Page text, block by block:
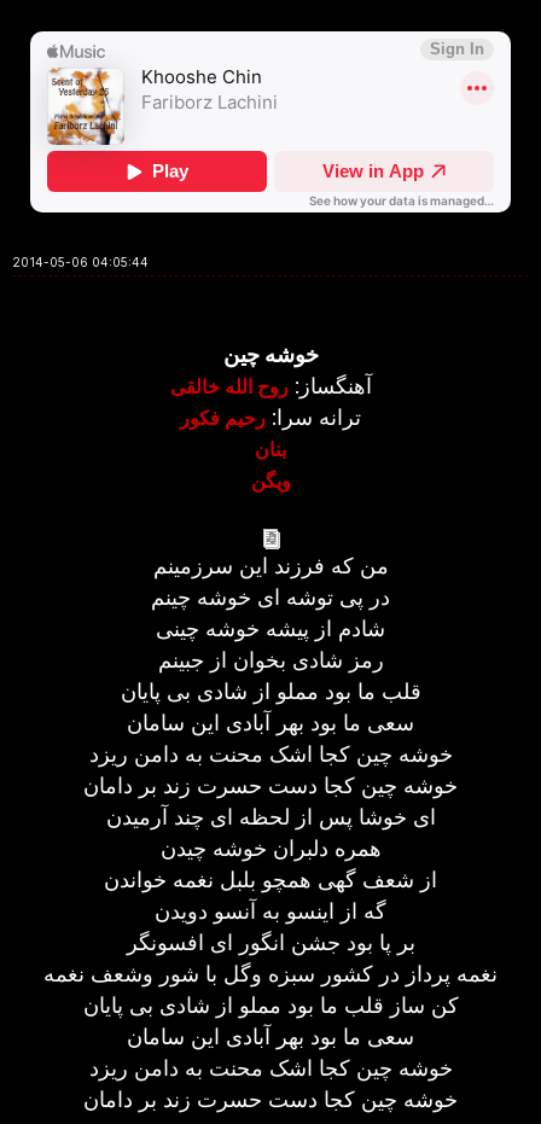
2014-05-06 04:05:44
خوشه چین
آهنگساز:روح الله خالقی
ترانه سرا: رحیم فکور
بنان
ویگن
من که فرزند این سرزمینم
در پی توشه ای خوشه چینم
شادم از پیشه خوشه چینی
رمز شادی بخوان از جبینم
قلب ما بود مملو از شادی بی پایان
سعی ما بود بهر آبادی این سامان
خوشه چین کجا اشک محنت به دامن ریزد
خوشه چین کجا دست حسرت زند بر دامان
ای خوشا پس از لحظه ای چند آرمیدن
همره دلبران خوشه چیدن
از شعف گهی همچو بلبل نغمه خواندن
گه از اینسو به آنسو دویدن
بر پا بود جشن انگور ای افسونگر
نغمه پرداز در کشور سبزه وگل با شور وشعف نغمه
کن ساز قلب ما بود مملو از شادی بی پایان
سعی ما بود بهر آبادی این سامان
خوشه چین کجا اشک محنت به دامن ریزد
خوشه چین کجا دست حسرت زند بر دامان